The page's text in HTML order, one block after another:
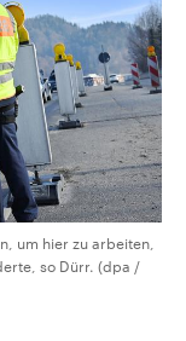
um hier zu arbeiten,
so Dürr. (dpa /